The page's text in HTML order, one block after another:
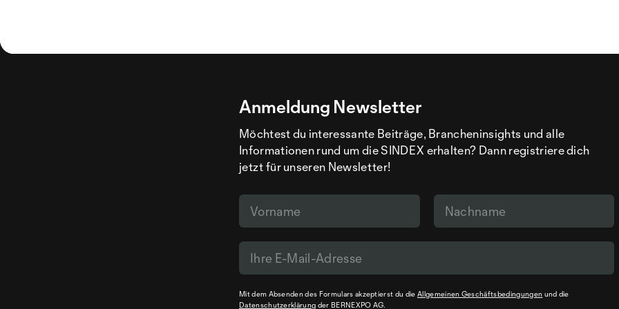
Anmeldung Newsletter
Möchtest du interessante Beiträge, Brancheninsights und alle
Informationen rund um die SINDEX erhalten? Dann registriere dich
jetzt für unseren Newsletter!
Mit dem Absenden des Formulars akzeptierst du die Allgemeinen Geschäftsbedingungen und die
Datenschutzerklärung der BERNEXPO AG.